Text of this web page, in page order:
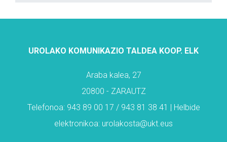
UROLAKO KOMUNIKAZIO TALDEA KOOP. ELK
Araba kalea, 27
20800 - ZARAUTZ
Telefonoa: 943 89 00 17 / 943 81 38 41 | Helbide
elektronikoa: urolakosta@ukt.eus